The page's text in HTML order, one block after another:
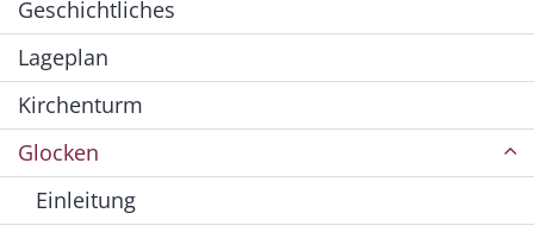
Geschichtliches
Lageplan
Kirchenturm
Glocken
Einleitung